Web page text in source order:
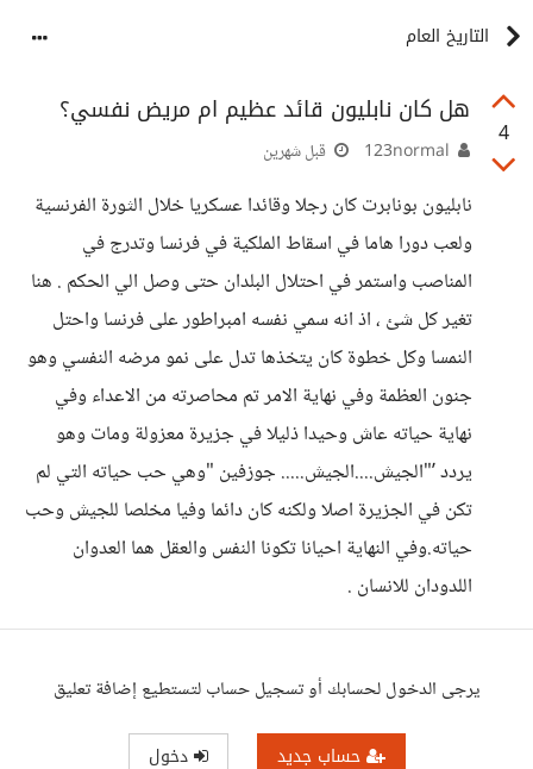
التاريخ العام
4
هل كان نابليون قائد عظيم ام مريض نفسي؟
قبل شهرين
نابليون بونابرت كان رجلا وقائدا عسكريا خلال الثورة الفرنسية
ولعب دورا هاما في اسقاط الملكية في فرنسا وتدرج في
المناصب واستمر في احتلال البلدان حتى وصل الي الحكم . هنا
تغير كل شئ ، اذ انه سمي نفسه امبراطور على فرنسا واحتل
النمسا وكل خطوة كان يتخذها تدل على نمو مرضه النفسي وهو
جنون العظمة وفي نهاية الامر تم محاصرته من الاعداء وفي
نهاية حياته عاش وحيدا ذليلا في جزيرة معزولة ومات وهو
يردد ’"الجيش....الجيش..... جوزفين "وهي حب حياته التي لم
تكن في الجزيرة اصلا ولكنه كان دائما وفيا مخلصا للجيش وحب
حياته.وفي النهاية احيانا تكونا النفس والعقل هما العدوان
اللدودان للانسان .
يرجى الدخول لحسابك أو تسجيل حساب لتستطيع إضافة تعليق
حساب جديد دخول